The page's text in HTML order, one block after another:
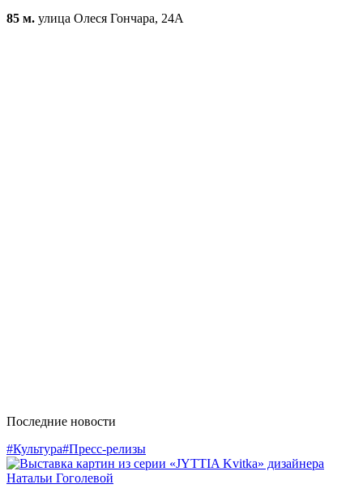
85 м. улица Олеся Гончара, 24А
Последние новости
#Культура#Пресс-релизы